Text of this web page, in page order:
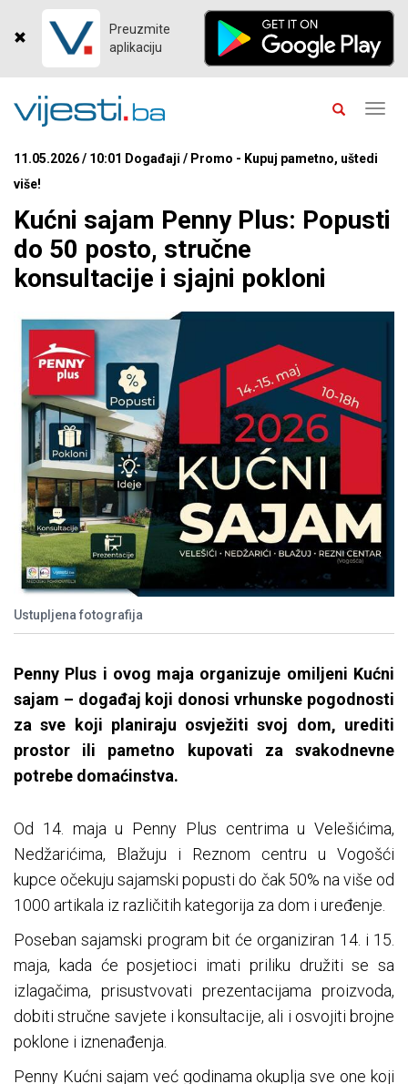
Preuzmite
aplikaciju
11.05.2026 / 10:01 Događaji / Promo - Kupuj pametno, uštedi
više!
Kućni sajam Penny Plus: Popusti
do 50 posto, stručne
konsultacije i sjajni pokloni
Ustupljena fotografija
Penny Plus i ovog maja organizuje omiljeni Kućni
sajam – događaj koji donosi vrhunske pogodnosti
za sve koji planiraju osvježiti svoj dom, urediti
prostor ili pametno kupovati za svakodnevne
potrebe domaćinstva.
Od 14. maja u Penny Plus centrima u Velešićima,
Nedžarićima, Blažuju i Reznom centru u Vogošći
kupce očekuju sajamski popusti do čak 50% na više od
1000 artikala iz različitih kategorija za dom i uređenje.
Poseban sajamski program bit će organiziran 14. i 15.
maja, kada će posjetioci imati priliku družiti se sa
izlagačima, prisustvovati prezentacijama proizvoda,
dobiti stručne savjete i konsultacije, ali i osvojiti brojne
poklone i iznenađenja.
Penny Kućni sajam već godinama okuplja sve one koji